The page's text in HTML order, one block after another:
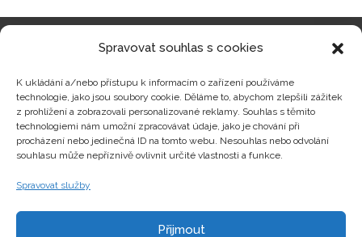
Spravovat souhlas s cookies
K ukládání a/nebo přístupu k informacím o zařízení používáme
technologie, jako jsou soubory cookie. Děláme to, abychom zlepšili zážitek
z prohlížení a zobrazovali personalizované reklamy. Souhlas s těmito
technologiemi nám umožní zpracovávat údaje, jako je chování při
procházení nebo jedinečná ID na tomto webu. Nesouhlas nebo odvolání
souhlasu může nepříznivě ovlivnit určité vlastnosti a funkce.
Spravovat služby
Přijmout
Zajímavosti
Kontakty